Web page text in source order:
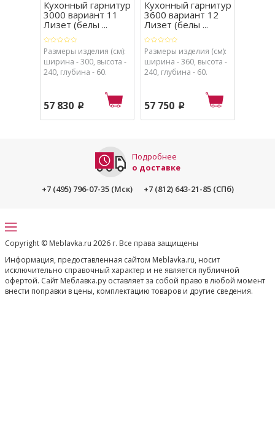
Кухонный гарнитур
3000 вариант 11
Лизет (белы ...
Размеры изделия (см):
ширина - 300, высота -
240, глубина - 60.
57 830 p
Кухонный гарнитур
3600 вариант 12
Лизет (белы ...
Размеры изделия (см):
ширина - 360, высота -
240, глубина - 60.
57 750 p
Подробнее
о доставке
+7 (495) 796-07-35 (Мск)
+7 (812) 643-21-85 (СПб)
Copyright © Meblavka.ru 2026 г. Все права защищены
Информация, предоставленная сайтом Meblavka.ru, носит
исключительно справочный характер и не является публичной
офертой. Сайт Меблавка.ру оставляет за собой право в любой момент
внести поправки в цены, комплектацию товаров и другие сведения.